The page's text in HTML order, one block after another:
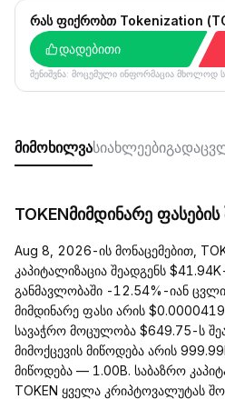
რას ფიქრობთ Tokenization
დადებითი
შენიშვნა: მოცემული ინფორმაცია მხოლოდ
მიმოხილვასიახლეები
TOKENმიმდინარე ფასების
Aug 8, 2026-ის მონაცემებით,
კაპიტალიზაცია შეადგენს
განმავლობაში -12.54%-იან
მიმდინარე ფასი არის
სავაჭრო მოცულობა $649.75-ს
მიმოქცევის მიწოდება არის
მიწოდება — 1.00B. საბაზრო
TOKEN ყველა კრიპტოვალუტას